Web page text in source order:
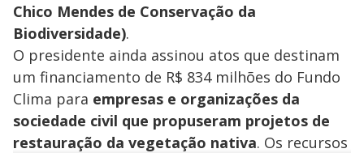
Chico Mendes de Conservação da
Biodiversidade).
O presidente ainda assinou atos que destinam
um financiamento de R$ 834 milhões do Fundo
Clima para empresas e organizações da
sociedade civil que propuseram projetos de
restauração da vegetação nativa. Os recursos